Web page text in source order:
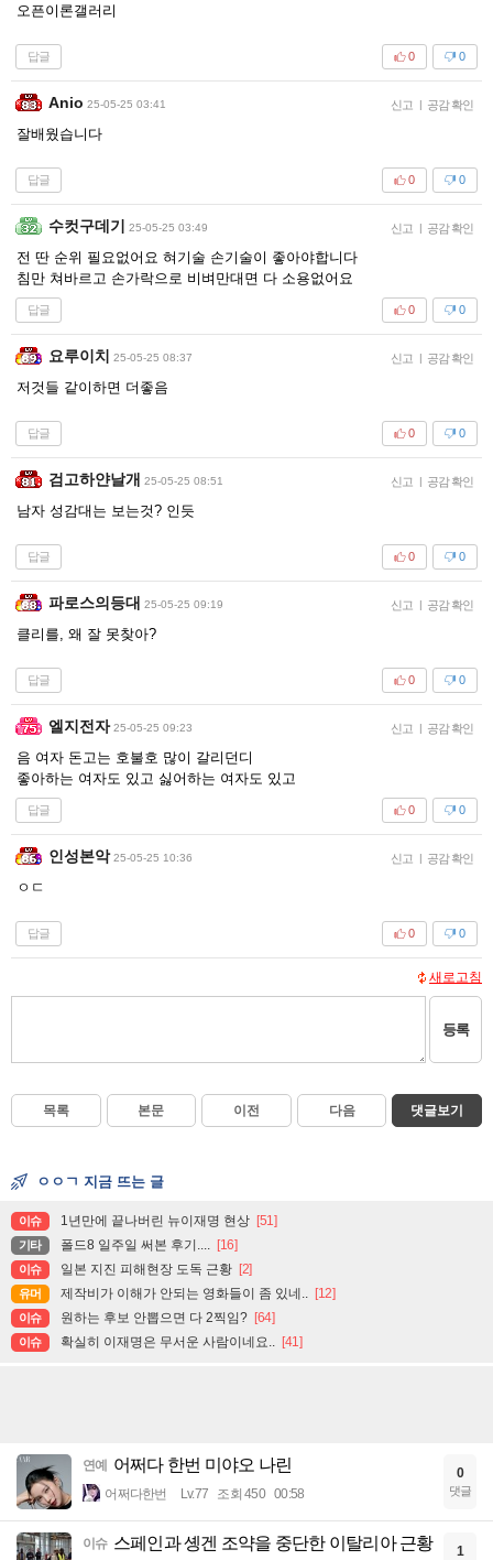
오픈이론갤러리
답글 0
0
Anio 25-05-25 03:41 신고 | 공감 확인
잘배웠습니다
답글 0
0
수컷구데기 25-05-25 03:49 신고 | 공감 확인
전 딴 순위 필요없어요 혀기술 손기술이 좋아야합니다
침만 쳐바르고 손가락으로 비벼만대면 다 소용없어요
답글 0
0
요루이치 25-05-25 08:37 신고 | 공감 확인
저것들 같이하면 더좋음
답글 0
0
검고하얀날개 25-05-25 08:51 신고 | 공감 확인
남자 성감대는 보는것? 인듯
답글 0
0
파로스의등대 25-05-25 09:19 신고 | 공감 확인
클리를, 왜 잘 못찾아?
답글 0
0
엘지전자 25-05-25 09:23 신고 | 공감 확인
음 여자 돈고는 호불호 많이 갈리던디
좋아하는 여자도 있고 싫어하는 여자도 있고
답글 0
0
인성본악 25-05-25 10:36 신고 | 공감 확인
ㅇㄷ
답글 0
0
새로고침
등록
목록 본문 이전 다음 댓글보기
ㅇㅇㄱ 지금 뜨는 글
이슈 1년만에 끝나버린 뉴이재명 현상 [51]
기타 폴드8 일주일 써본 후기.... [16]
이슈 일본 지진 피해현장 도독 근황 [2]
유머 제작비가 이해가 안되는 영화들이 좀 있네.. [12]
이슈 원하는 후보 안뽑으면 다 2찍임? [64]
이슈 확실히 이재명은 무서운 사람이네요.. [41]
연예 어쩌다 한번 미야오 나린
어쩌다한번 Lv.77 조회 450 00:58
0
댓글
이슈 스페인과 솅겐 조약을 중단한 이탈리아 근황 1